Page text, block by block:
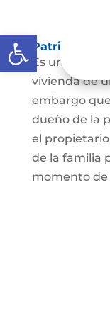
Abrir barra de
Patrimonio
Es una clase
vivienda de
embargo
dueño de la
el
de la familia
momento de